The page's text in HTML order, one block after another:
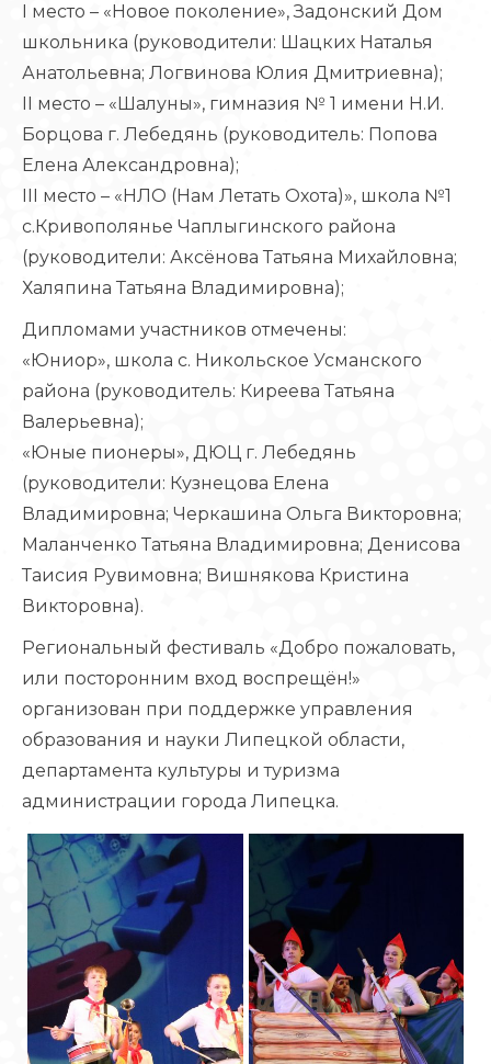
I место – «Новое поколение», Задонский Дом
школьника (руководители: Шацких Наталья
Анатольевна; Логвинова Юлия Дмитриевна);
II место – «Шалуны», гимназия № 1 имени Н.И.
Борцова г. Лебедянь (руководитель: Попова
Елена Александровна);
III место – «НЛО (Нам Летать Охота)», школа №1
с.Кривополянье Чаплыгинского района
(руководители: Аксёнова Татьяна Михайловна;
Халяпина Татьяна Владимировна);
Дипломами участников отмечены:
«Юниор», школа с. Никольское Усманского
района (руководитель: Киреева Татьяна
Валерьевна);
«Юные пионеры», ДЮЦ г. Лебедянь
(руководители: Кузнецова Елена
Владимировна; Черкашина Ольга Викторовна;
Маланченко Татьяна Владимировна; Денисова
Таисия Рувимовна; Вишнякова Кристина
Викторовна).
Региональный фестиваль «Добро пожаловать,
или посторонним вход воспрещён!»
организован при поддержке управления
образования и науки Липецкой области,
департамента культуры и туризма
администрации города Липецка.